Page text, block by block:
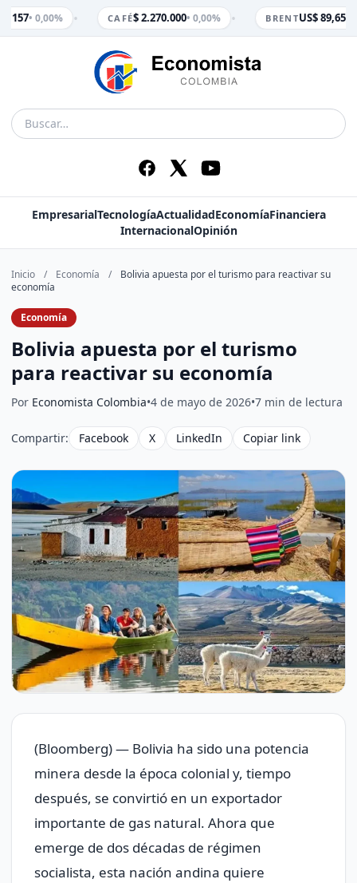
• 0,00% CAFÉ$ 2.270.000• 0,00% BRENT US$ 89,65•
EmpresarialTecnologíaActualidadEconomíaFinanciera
InternacionalOpinión
Inicio / Economía /
Bolivia apuesta por el turismo para reactivar su
economía
Economía
Bolivia apuesta por el turismo
para reactivar su economía
Por Economista Colombia•4 de mayo de 2026•7 min de lectura
Compartir: Facebook X LinkedIn Copiar link
(Bloomberg) — Bolivia ha sido una potencia
minera desde la época colonial y, tiempo
después, se convirtió en un exportador
importante de gas natural. Ahora que
emerge de dos décadas de régimen
socialista, esta nación andina quiere